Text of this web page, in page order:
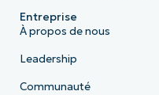
Entreprise
À propos de nous
Leadership
Communauté